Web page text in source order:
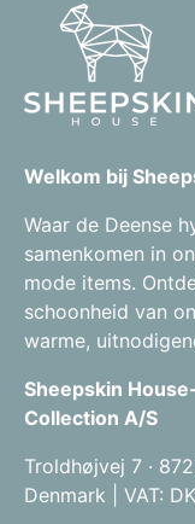
Welkom bij
Waar de Deense
samenkomen in
mode items.
schoonheid van
warme,
Sheepskin
Collection A/S
Troldhøjvej 7 ·
Denmark | VAT: